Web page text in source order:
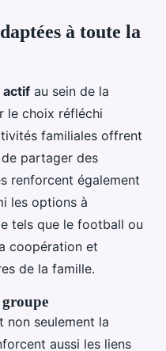
à toute la
actif au sein de la
le choix réfléchi
familiales offrent
partager des
renforcent également
les options à
tels que le football ou
coopération et
de la famille.
groupe
non seulement la
aussi les liens